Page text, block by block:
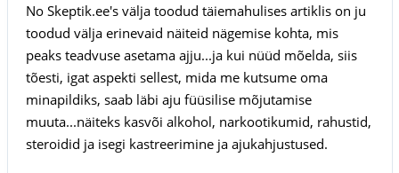
No Skeptik.ee's välja toodud täiemahulises artiklis on ju
toodud välja erinevaid näiteid nägemise kohta, mis
peaks teadvuse asetama ajju...ja kui nüüd mõelda, siis
tõesti, igat aspekti sellest, mida me kutsume oma
minapildiks, saab läbi aju füüsilise mõjutamise
muuta...näiteks kasvõi alkohol, narkootikumid, rahustid,
steroidid ja isegi kastreerimine ja ajukahjustused.